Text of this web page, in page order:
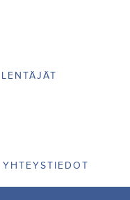
YHTEYSTIEDOT